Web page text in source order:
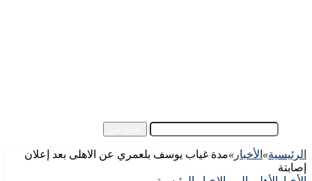
الرئيسية» الأخبار »مدة غياب يوسف بلعمري عن الاهلى بعد إعلان
إصابتة